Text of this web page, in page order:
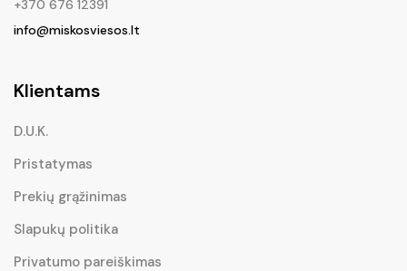
+370 676 12391
info@miskosviesos.lt
Klientams
D.U.K.
Pristatymas
Prekių grąžinimas
Slapukų politika
Privatumo pareiškimas